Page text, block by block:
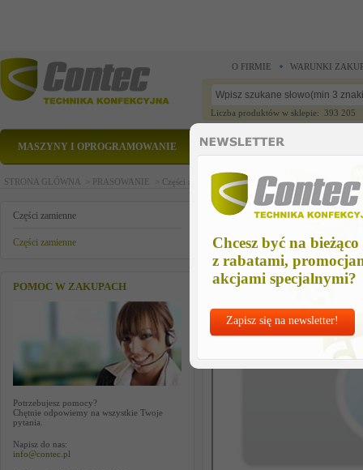
Chcesz być na bieżąco
z rabatami,
akcjami specjalnymi?
Zapisz się na newsletter!
O FIRMIE WARUNKI
Liczba produktów w sklepie: 393 205
MASZYNY I OPROGRAMOWANIE CZĘŚCI ZAMIENNE
STRONA GŁÓWNA > PRASOWANIE > Części zamienne >Części zamienne > kabel 6-
Części zamienne
Części zamienne
POMOC W ZAKUPACH
Potrzebujesz pomocy?
Chętnie odpowiemy na wszystkie Twoje
pytania.
Napisz do nas:
info@contec.pl
kabel 6-bieg. bez wtyczki 2,3m